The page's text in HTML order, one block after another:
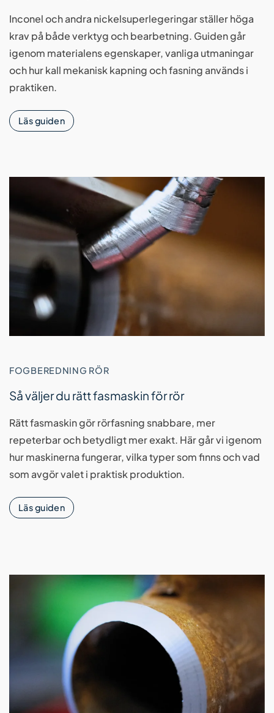
Inconel och andra nickelsuperlegeringar ställer höga
krav på både verktyg och bearbetning. Guiden går
igenom materialens egenskaper, vanliga utmaningar
och hur kall mekanisk kapning och fasning används i
praktiken.
Läs guiden
FOGBEREDNING RÖR
Så väljer du rätt fasmaskin för rör
Rätt fasmaskin gör rörfasning snabbare, mer
repeterbar och betydligt mer exakt. Här går vi igenom
hur maskinerna fungerar, vilka typer som finns och vad
som avgör valet i praktisk produktion.
Läs guiden